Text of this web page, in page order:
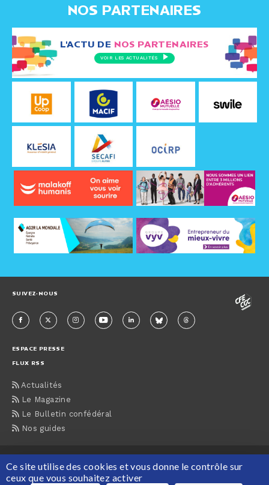
NOS PARTENAIRES
L'ACTU DE NOS PARTENAIRES
VOIR LES ACTUALITÉS
SUIVEZ-NOUS
ESPACE PRESSE
FLUX RSS
Actualités
Le Magazine
Le Bulletin confédéral
Nos guides
Ce site utilise des cookies et vous donne le contrôle sur
ceux que vous souhaitez activer